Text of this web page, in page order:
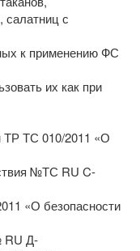
салатниц с
к применению ФС
их как при
ТР ТС 010/2011 «О
№ТС RU C-
«О безопасности
RU Д-